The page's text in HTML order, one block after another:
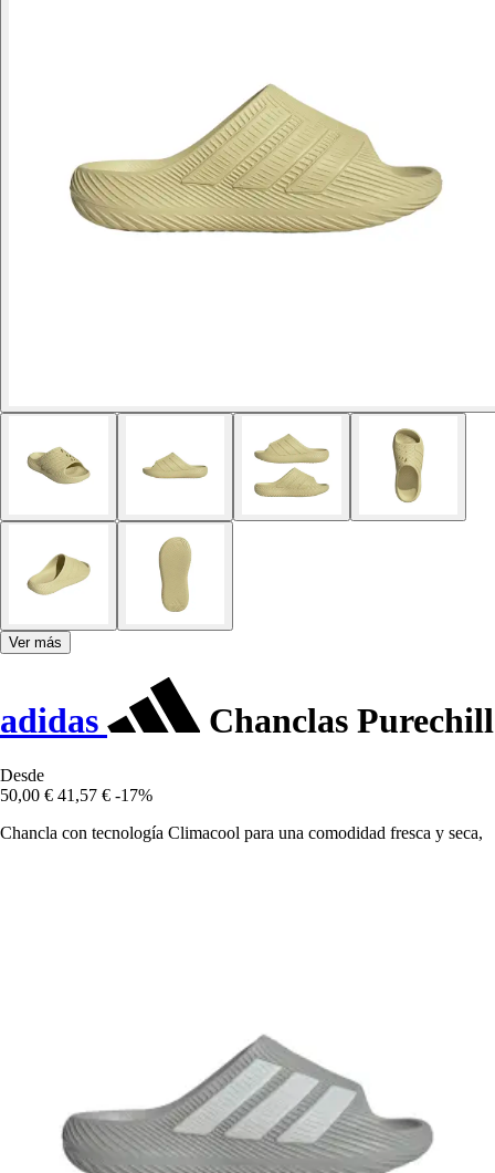
Ver más
adidas Chanclas Purechill
Desde
50,00 € 41,57 € -17%
Chancla con tecnología Climacool para una comodidad fresca y seca,